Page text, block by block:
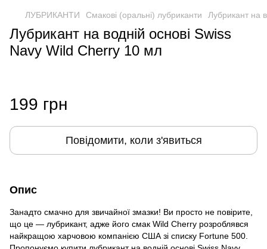
ЛУБРИКАНТИ Смакові (оральні) лубриканти Лубрикант на
Лубрикант на водній основі Swiss
Navy Wild Cherry 10 мл
199 грн
Повідомити, коли з'явиться
Опис
Занадто смачно для звичайної змазки! Ви просто не повірите,
що це — лубрикант, адже його смак Wild Cherry розроблявся
найкращою харчовою компанією США зі списку Fortune 500.